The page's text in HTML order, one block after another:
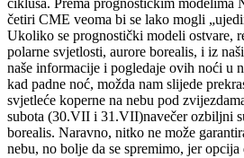
četiri CME veoma bi se lako mogli
Ukoliko se prognostički modeli ostvare,
polarne svjetlosti, aurore borealis, i iz
naše informacije i pogledaje ovih noći u
kad padne noć, možda nam slijede
svjetleće koperne na nebu pod
subota (30.VII i 31.VII)navečer ozbiljni
borealis. Naravno, nitko ne može
nebu, no bolje da se spremimo, jer opcija